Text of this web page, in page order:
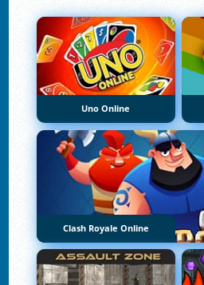
Uno Online
Clash Royale Online